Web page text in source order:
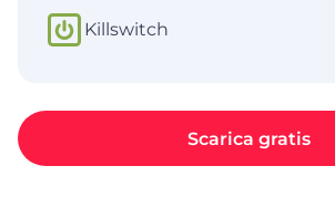
Killswitch
Scarica gratis